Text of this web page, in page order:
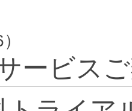
ービス